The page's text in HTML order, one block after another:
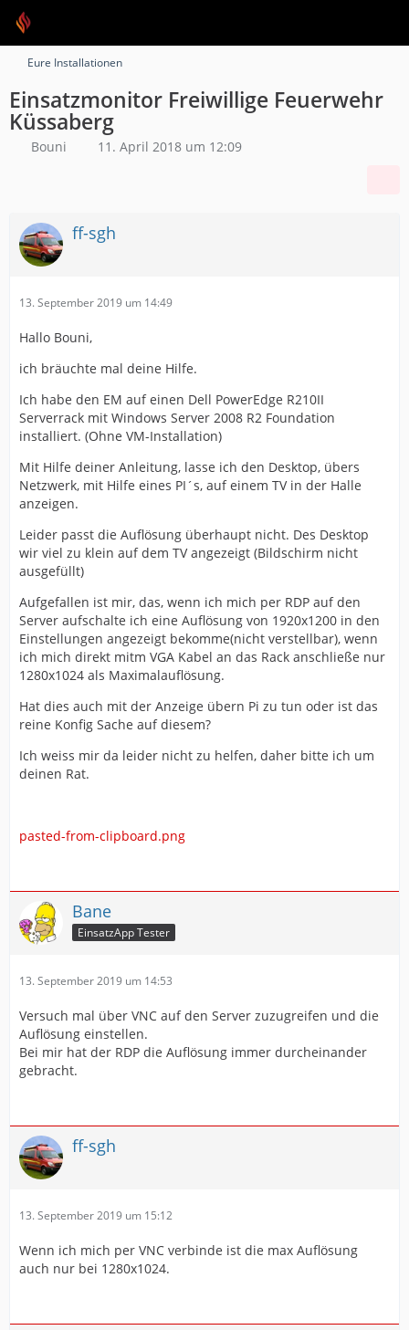
Eure Installationen
Einsatzmonitor Freiwillige Feuerwehr
Küssaberg
Bouni 11. April 2018 um 12:09
ff-sgh
13. September 2019 um 14:49
Hallo Bouni,
ich bräuchte mal deine Hilfe.
Ich habe den EM auf einen Dell PowerEdge R210II
Serverrack mit Windows Server 2008 R2 Foundation
installiert. (Ohne VM-Installation)
Mit Hilfe deiner Anleitung, lasse ich den Desktop, übers
Netzwerk, mit Hilfe eines PI´s, auf einem TV in der Halle
anzeigen.
Leider passt die Auflösung überhaupt nicht. Des Desktop
wir viel zu klein auf dem TV angezeigt (Bildschirm nicht
ausgefüllt)
Aufgefallen ist mir, das, wenn ich mich per RDP auf den
Server aufschalte ich eine Auflösung von 1920x1200 in den
Einstellungen angezeigt bekomme(nicht verstellbar), wenn
ich mich direkt mitm VGA Kabel an das Rack anschließe nur
1280x1024 als Maximalauflösung.
Hat dies auch mit der Anzeige übern Pi zu tun oder ist das
reine Konfig Sache auf diesem?
Ich weiss mir da leider nicht zu helfen, daher bitte ich um
deinen Rat.
pasted-from-clipboard.png
Bane
EinsatzApp Tester
13. September 2019 um 14:53
Versuch mal über VNC auf den Server zuzugreifen und die
Auflösung einstellen.
Bei mir hat der RDP die Auflösung immer durcheinander
gebracht.
ff-sgh
13. September 2019 um 15:12
Wenn ich mich per VNC verbinde ist die max Auflösung
auch nur bei 1280x1024.